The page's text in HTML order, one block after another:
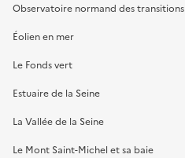
Observatoire normand des transitions
Éolien en mer
Le Fonds vert
Estuaire de la Seine
La Vallée de la Seine
Le Mont Saint-Michel et sa baie